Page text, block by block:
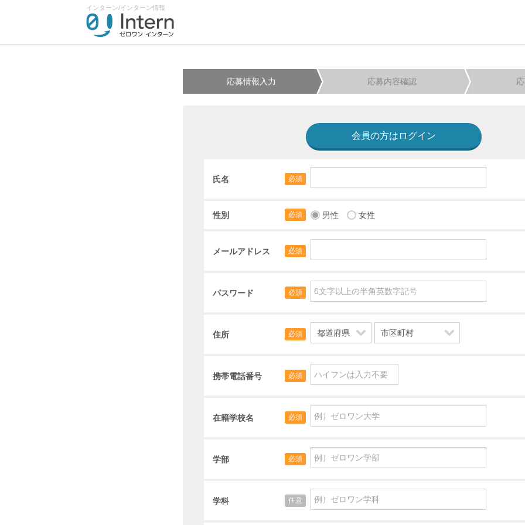
インターン/インターン情報
応募情報入力 応募内容確認
会員の方はログイン
氏名 必須
性別 必須 男性 女性
メールアドレス 必須
パスワード 必須
住所 必須
携帯電話番号 必須
在籍学校名 必須
学部 必須
学科 任意